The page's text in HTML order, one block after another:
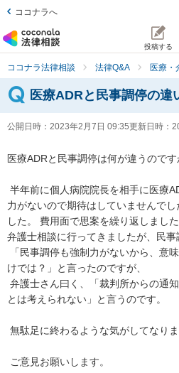
ココナラへ
投稿する
ココナラ法律相談 法律Q&A 医療・
医療ADRと民事調停の違
公開日時： 2023年2月7日 09:35更新日時：
医療ADRと民事調停は何が違うのです
力がないので期待はしていませんで
した。 費用面で思案を繰り返しまし
弁護士相談に行ってきましたが、民事
けでは？」と言ったのですが、
とは考えられない」と言うのです。
ご意見お願いします。